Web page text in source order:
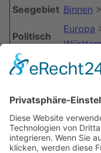
Seegebiet Binnen >
Politisch
Europa
Koordinaten:
24.5)